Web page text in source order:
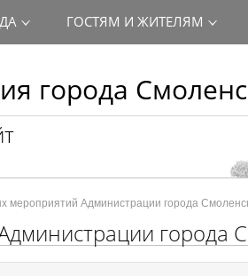
города
ГОСТЯМ И ЖИТЕЛЯМ
мероприятий Администрации города
города